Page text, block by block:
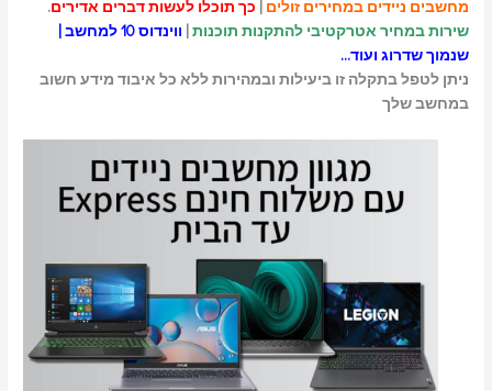
מחשבים ניידים במחירים זולים
כך תוכלו לעשות דברים אדירים.
שירות במחיר אטרקטיבי להתקנות תוכנות
ווינדוס 10 למחשב |
שנמוך שדרוג ועוד…
ניתן לטפל בתקלה זו ביעילות ובמהירות ללא כל איבוד מידע חשוב
במחשב שלך